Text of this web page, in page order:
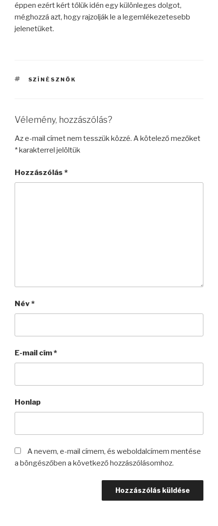
éppen ezért kért tőlük idén egy különleges dolgot,
méghozzá azt, hogy rajzolják le a legemlékezetesebb
jelenetüket.
CÍMKÉK
SZÍNÉSZNŐK
Vélemény, hozzászólás?
Az e-mail címet nem tesszük közzé. A kötelező mezőket
*karakterrel jelöltük
Hozzászólás *
Név*
E-mail cím*
Honlap
A nevem, e-mail címem, és weboldalcímem mentése
a böngészőben a következő hozzászólásomhoz.